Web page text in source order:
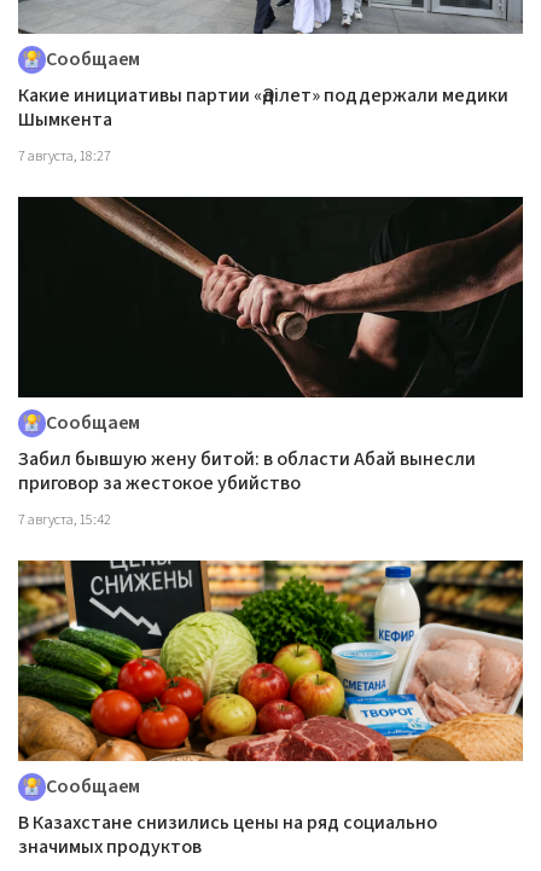
Сообщаем
Какие инициативы партии «Әділет» поддержали медики
Шымкента
7 августа, 18:27
Сообщаем
Забил бывшую жену битой: в области Абай вынесли
приговор за жестокое убийство
7 августа, 15:42
Сообщаем
В Казахстане снизились цены на ряд социально
значимых продуктов